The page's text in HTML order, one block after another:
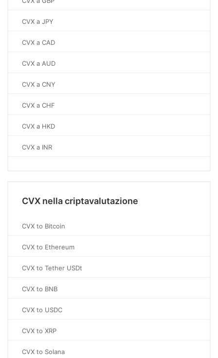
CVX a JPY
CVX a CAD
CVX a AUD
CVX a CNY
CVX a CHF
CVX a HKD
CVX a INR
CVX nella criptavalutazione
CVX to Bitcoin
CVX to Ethereum
CVX to Tether USDt
CVX to BNB
CVX to USDC
CVX to XRP
CVX to Solana